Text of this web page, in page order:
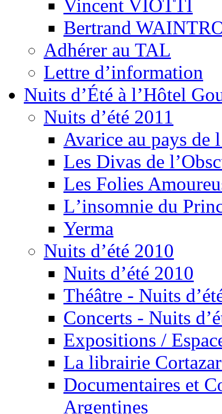
Vincent VIOTTI
Bertrand
Adhérer au TAL
Lettre d’information
Nuits d’Été à l’Hôtel
Nuits d’été 2011
Avarice au pays de
Les Divas de
Les Folies
Lʼinsomnie du
Yerma
Nuits d’été 2010
Nuits d’été 2010
Théâtre - Nuits
Concerts - Nuits
Expositions /
La librairie
Documentaires et
Argentines